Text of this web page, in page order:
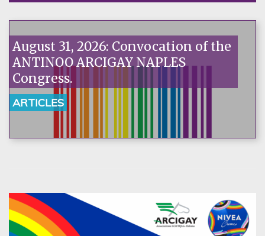
August 31, 2026: Convocation of the
ANTINOO ARCIGAY NAPLES
Congress.
ARTICLES